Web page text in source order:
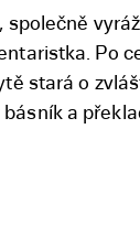
Po
stará o
a